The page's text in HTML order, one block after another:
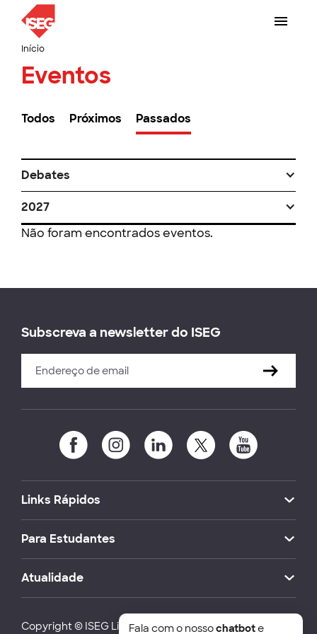
Início
Eventos
Todos Próximos Passados
Debates
2027
Não foram encontrados eventos.
Subscreva a newsletter do ISEG
Links Rápidos
Para Estudantes
Atualidade
Copyright © ISEG Lisbon School of Economics and
Fala com o nossochatbote